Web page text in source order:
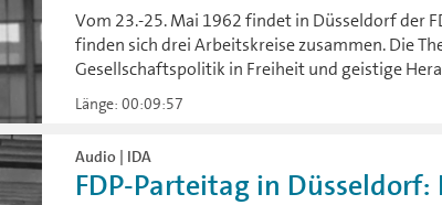
Vom 23.-25. Mai 1962 findet in Düsseldorf der
finden sich drei Arbeitskreise zusammen. Die
Gesellschaftspolitik in Freiheit und geistige
Länge: 00:09:57
Audio | IDA
FDP-Parteitag in Düsseldorf: